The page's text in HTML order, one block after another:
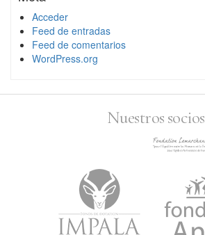
Acceder
Feed de entradas
Feed de comentarios
WordPress.org
Nuestros socios